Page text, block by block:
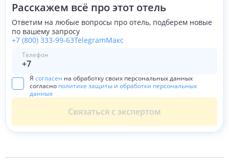
Расскажем всё про этот отель
Ответим на любые вопросы про отель, подберем новые
по вашему запросу
+7 (800) 333-99-63TelegramМакс
Телефон
Я согласен на обработку своих персональных данных
согласно политике защиты и обработки персональных
данных
Связаться с экспертом